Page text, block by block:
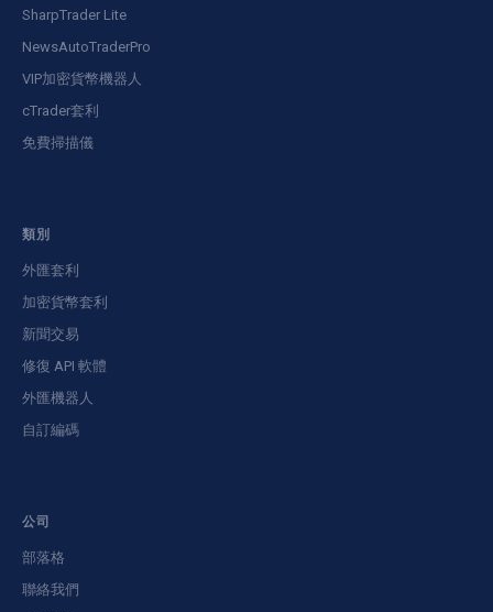
SharpTrader Lite
NewsAutoTraderPro
VIP加密貨幣機器人
cTrader套利
免費掃描儀
類別
外匯套利
加密貨幣套利
新聞交易
修復 API 軟體
外匯機器人
自訂編碼
公司
部落格
聯絡我們